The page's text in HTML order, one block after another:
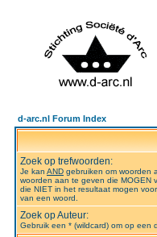
d-arc.nl Forum Index
Zoek op trefwoorden:
Je kan AND gebruiken om woorden
woorden aan te geven die MOGEN
die NIET in het resultaat mogen
van een woord.
Zoek op Auteur:
Gebruik een * (wildcard) om op een